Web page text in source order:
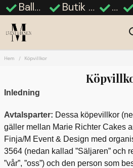
Ballongdekorationer Butik i Finja, Hässleholm
Hem Köpvillkor
Inledning
Avtalsparter: Dessa köpevillkor
gäller mellan Marie Richter Cakes
Finja/M Event & Design med
3564 (nedan kallad ”Säljaren” och
”vår”, ”oss”) och den person som